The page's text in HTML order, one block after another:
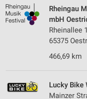
Rheingau
mbH
Rheinallee 1
65375
466,69 km
Lucky Bike
Mainzer